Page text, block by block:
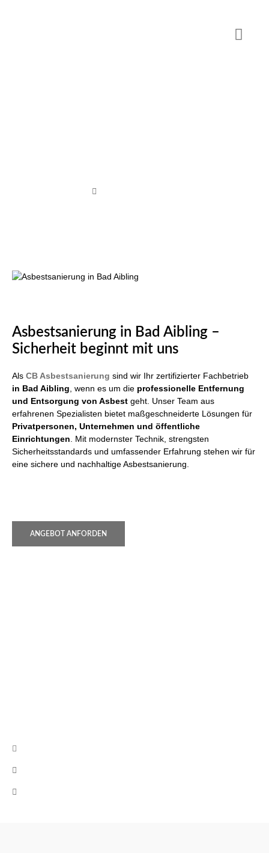
Asbestsanierung in Bad Aibling –
Sicherheit beginnt mit uns
Als CB Asbestsanierung sind wir Ihr zertifizierter Fachbetrieb
in Bad Aibling , wenn es um die professionelle Entfernung
und Entsorgung von Asbest geht. Unser Team aus
erfahrenen Spezialisten bietet maßgeschneiderte Lösungen für
Privatpersonen, Unternehmen und öffentliche
Einrichtungen . Mit modernster Technik, strengsten
Sicherheitsstandards und umfassender Erfahrung stehen wir für
eine sichere und nachhaltige Asbestsanierung.
ANGEBOT ANFORDEN